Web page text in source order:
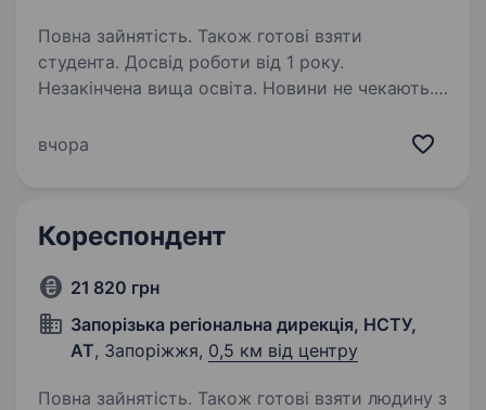
Повна зайнятість. Також готові взяти
студента. Досвід роботи від 1 року.
Незакінчена вища освіта. Новини не чекають.
роботи — ми шукаємо саме вас! Інформаційне
вчора
Кореспондент
21 820 грн
Запорізька регіональна дирекція, НСТУ,
АТ, Запоріжжя, 0,5 км від центру
Повна зайнятість. Також готові взяти людину з